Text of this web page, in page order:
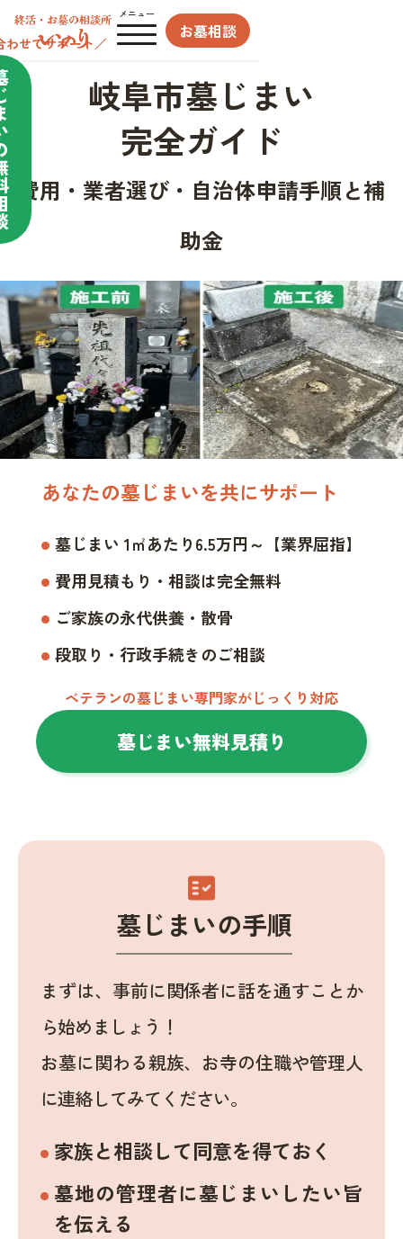
メニュー
お墓相談
わせてサポート／
岐阜市墓じまい
完全ガイド
費用・業者選び・自治体申請手順と補
助金
あなたの墓じまいを共にサポート
墓じまい 1㎡あたり6.5万円～【業界屈指】
費用見積もり・相談は完全無料
ご家族の永代供養・散骨
段取り・行政手続きのご相談
ベテランの墓じまい専門家がじっくり対応
墓じまい無料見積り
fact_check
墓じまいの手順
まずは、事前に関係者に話を通すことか
ら始めましょう！
お墓に関わる親族、お寺の住職や管理人
に連絡してみてください。
家族と相談して同意を得ておく
墓地の管理者に墓じまいしたい旨
を伝える